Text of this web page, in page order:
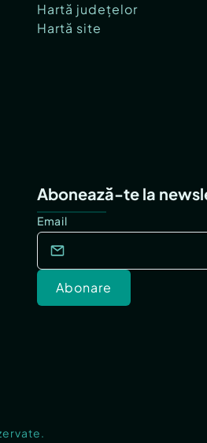
Hartă județelor
Hartă site
Abonează-te la
Email
Abonare